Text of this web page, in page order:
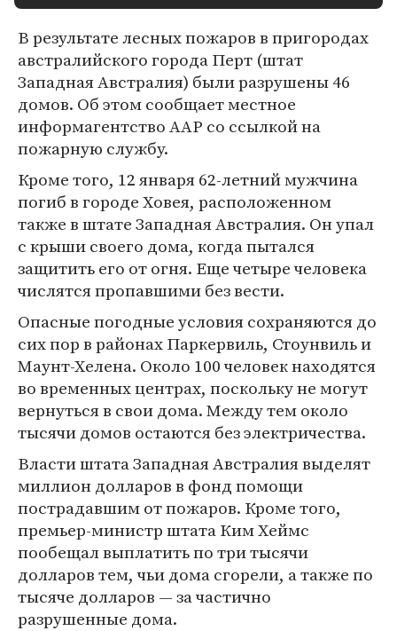
В результате лесных пожаров в пригородах
австралийского города Перт (штат
Западная Австралия) были разрушены 46
домов. Об этом сообщает местное
информагентство AAP со ссылкой на
пожарную службу.
Кроме того, 12 января 62-летний мужчина
погиб в городе Ховея, расположенном
также в штате Западная Австралия. Он упал
с крыши своего дома, когда пытался
защитить его от огня. Еще четыре человека
числятся пропавшими без вести.
Опасные погодные условия сохраняются до
сих пор в районах Паркервиль, Стоунвиль и
Маунт-Хелена. Около 100 человек находятся
во временных центрах, поскольку не могут
вернуться в свои дома. Между тем около
тысячи домов остаются без электричества.
Власти штата Западная Австралия выделят
миллион долларов в фонд помощи
пострадавшим от пожаров. Кроме того,
премьер-министр штата Ким Хеймс
пообещал выплатить по три тысячи
долларов тем, чьи дома сгорели, а также по
тысяче долларов — за частично
разрушенные дома.